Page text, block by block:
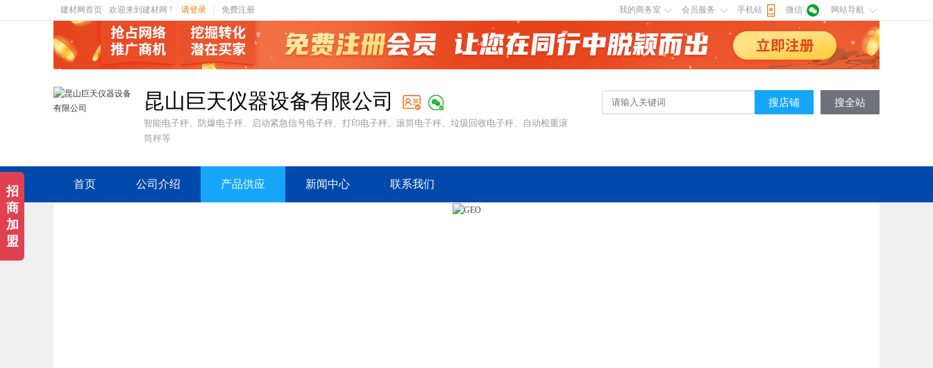
建材网首页 欢迎来到建材网 ! 请登录 免费注册 我的商务室 会员服务 手机站 微信 网站导航
昆山巨天仪器设备有限公司
智能电子秤、防爆电子秤、启动紧急信号电子秤、打印电子秤、滚筒电子秤、垃圾回收电子秤、自动检重滚
筒秤等
搜店铺 搜全站
首页 公司介绍 产品供应 新闻中心 联系我们
招
商
加
盟